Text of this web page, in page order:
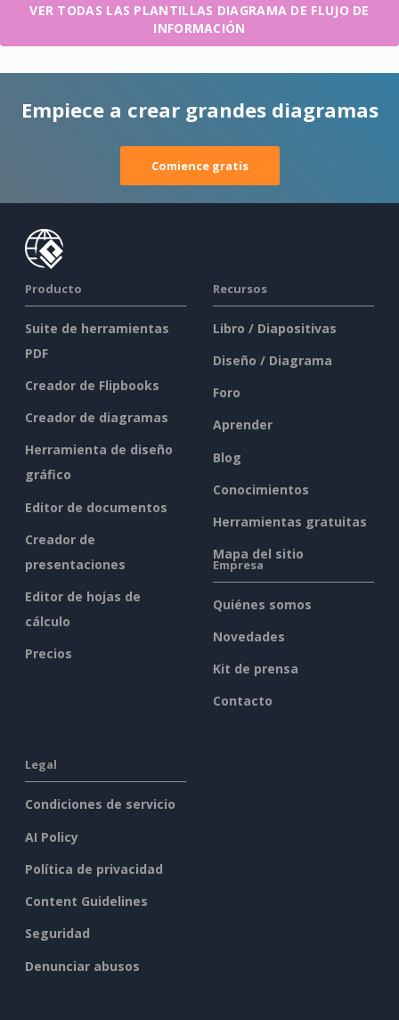
VER TODAS LAS PLANTILLAS DIAGRAMA DE FLUJO DE
INFORMACIÓN
Empiece a crear grandes diagramas
Comience gratis
Producto
Suite de herramientas
PDF
Creador de Flipbooks
Creador de diagramas
Herramienta de diseño
gráfico
Editor de documentos
Creador de
presentaciones
Editor de hojas de
cálculo
Precios
Recursos
Libro / Diapositivas
Diseño / Diagrama
Foro
Aprender
Blog
Conocimientos
Herramientas gratuitas
Mapa del sitio
Empresa
Quiénes somos
Novedades
Kit de prensa
Contacto
Legal
Condiciones de servicio
AI Policy
Política de privacidad
Content Guidelines
Seguridad
Denunciar abusos